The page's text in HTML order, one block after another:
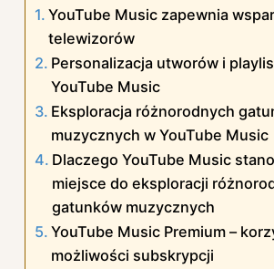
YouTube Music zapewnia
telewizorów
Personalizacja utworów i
YouTube Music
Eksploracja różnorodnych
muzycznych w YouTube Music
Dlaczego YouTube Music
miejsce do eksploracji
gatunków muzycznych
YouTube Music Premium –
możliwości subskrypcji